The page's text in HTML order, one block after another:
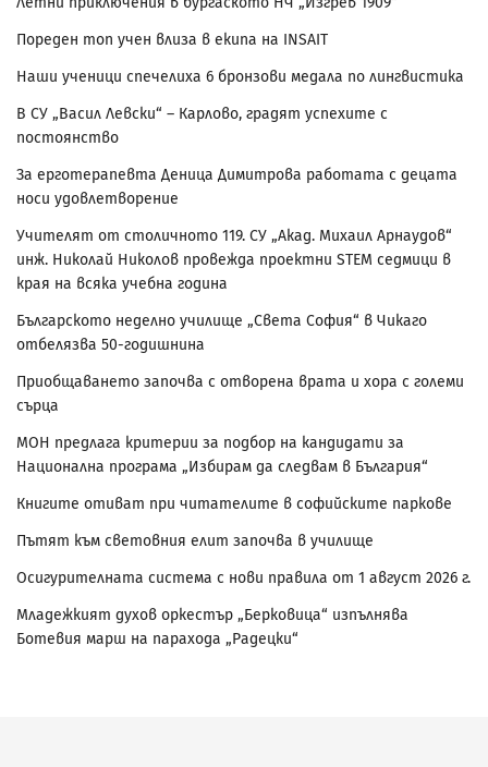
Пореден топ учен влиза в екипа на INSAIT
Наши ученици спечелиха 6 бронзови медала по лингвистика
В СУ „Васил Левски“ – Карлово, градят успехите с
постоянство
За ерготерапевта Деница Димитрова работата с децата
носи удовлетворение
Учителят от столичното 119. СУ „Акад. Михаил Арнаудов“
инж. Николай Николов провежда проектни STEM седмици в
края на всяка учебна година
Българското неделно училище „Света София“ в Чикаго
отбелязва 50-годишнина
Приобщаването започва с отворена врата и хора с големи
сърца
МОН предлага критерии за подбор на кандидати за
Национална програма „Избирам да следвам в България“
Книгите отиват при читателите в софийските паркове
Пътят към световния елит започва в училище
Осигурителната система с нови правила от 1 август 2026 г.
Младежкият духов оркестър „Берковица“ изпълнява
Ботевия марш на парахода „Радецки“